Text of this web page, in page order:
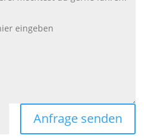
Anfrage senden